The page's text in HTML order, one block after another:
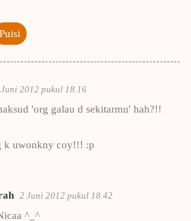
Puisi
Juni 2012 pukul 18.16
'org galau d sekitarmu' hah?!!
k uwonkny coy!!! :p
2 Juni 2012 pukul 18.42
^_^